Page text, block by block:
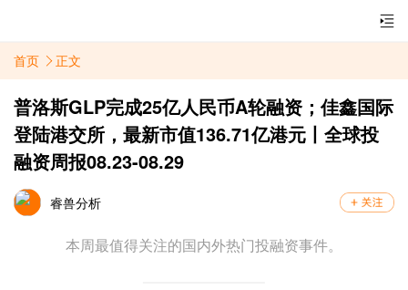
首页 正文
普洛斯GLP完成25亿人民币A轮融资；佳鑫国际
登陆港交所，最新市值136.71亿港元丨全球投
融资周报08.23-08.29
睿兽分析
本周最值得关注的国内外热门投融资事件。